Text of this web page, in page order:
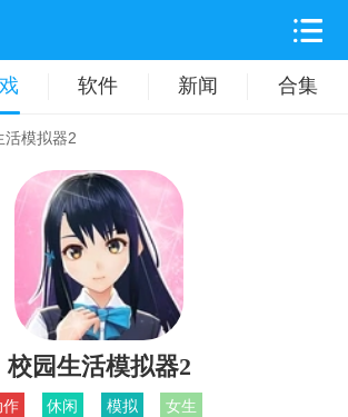
软件 新闻 合集
活模拟器2
动作格斗 休闲益智
卡牌对战 音乐舞蹈
挂机养成
校园生活模拟器2
作 休闲 模拟 女生